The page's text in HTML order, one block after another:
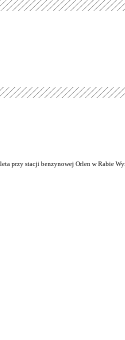
przy stacji benzynowej Orlen w Rabie